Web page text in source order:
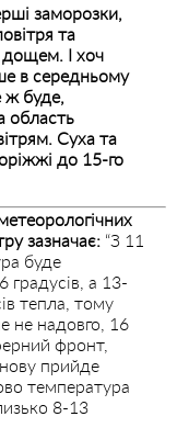
заморозки,
та
І хоч
в середньому
ж буде,
область
Суха та
до 15-го
зазначає: “З 11
буде
а 13-
тепла, тому
не надовго, 16
фронт,
прийде
температура
8-13